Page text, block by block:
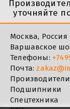
уточняйте
Москва, Россия
Варшавское
Телефоны:
Почта:
Производители
Подшипники
Спецтехника